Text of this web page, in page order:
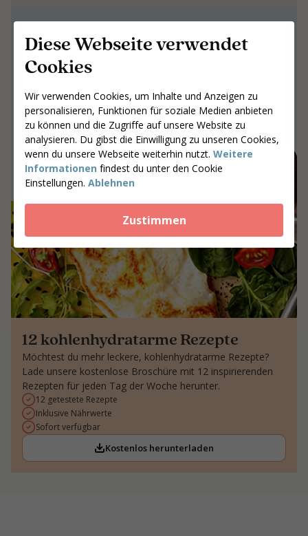
Diese Webseite verwendet
Cookies
Wir verwenden Cookies, um Inhalte und Anzeigen zu
personalisieren, Funktionen für soziale Medien anbieten
zu können und die Zugriffe auf unsere Website zu
analysieren. Du gibst die Einwilligung zu unseren Cookies,
wenn du unsere Webseite weiterhin nutzt. Weitere
Informationen findest du unter den Cookie
Einstellungen. Ablehnen
Zustimmen
Gemeinsam an
Ergebnissen arbeiten,
die bleiben
Gemeinsam an Ergebnissen arbeiten,
die bleiben
Gib deine Postleitzahl ein
Coaches suchen
12 kohlenhydratarme Rezepte
Möchtest du mehr leckere, kohlenhydratarme Rezepte?
Lade unsere kostenlose Broschüre mit 12 inspirierenden
Rezepten für jeden Tag der Woche herunter.
12 getestete Rezepte
Inklusive Nährwerte
Sofort verfügbar
Kostenlos herunterladen